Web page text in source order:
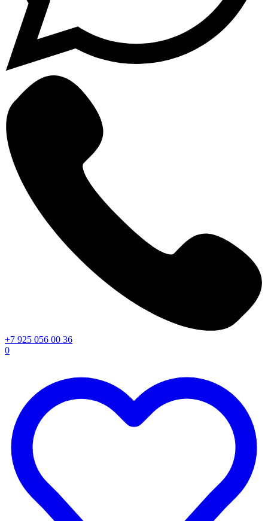
+7 925 056 00 36
0